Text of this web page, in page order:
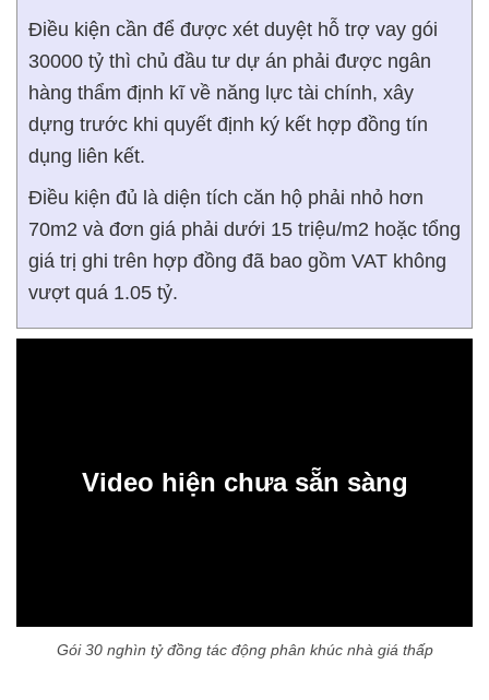
Điều kiện cần để được xét duyệt hỗ trợ vay gói
30000 tỷ thì chủ đầu tư dự án phải được ngân
hàng thẩm định kĩ về năng lực tài chính, xây
dựng trước khi quyết định ký kết hợp đồng tín
dụng liên kết.
Điều kiện đủ là diện tích căn hộ phải nhỏ hơn
70m2 và đơn giá phải dưới 15 triệu/m2 hoặc tổng
giá trị ghi trên hợp đồng đã bao gồm VAT không
vượt quá 1.05 tỷ.
Video hiện chưa sẵn sàng
Gói 30 nghìn tỷ đồng tác động phân khúc nhà giá thấp